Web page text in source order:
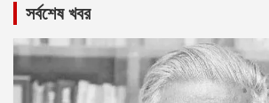
সর্বশেষ খবর